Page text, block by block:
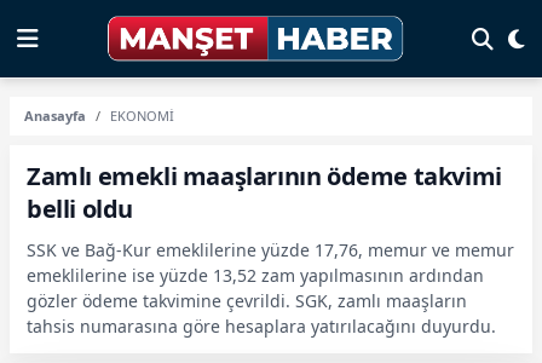
Anasayfa EKONOMİ
Zamlı emekli maaşlarının ödeme takvimi
belli oldu
SSK ve Bağ-Kur emeklilerine yüzde 17,76, memur ve memur
emeklilerine ise yüzde 13,52 zam yapılmasının ardından
gözler ödeme takvimine çevrildi. SGK, zamlı maaşların
tahsis numarasına göre hesaplara yatırılacağını duyurdu.